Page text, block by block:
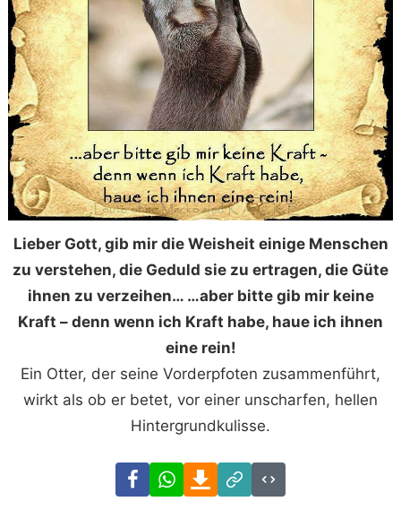
Lieber Gott, gib mir die Weisheit einige Menschen
zu verstehen, die Geduld sie zu ertragen, die Güte
ihnen zu verzeihen… …aber bitte gib mir keine
Kraft – denn wenn ich Kraft habe, haue ich ihnen
eine rein!
Ein Otter, der seine Vorderpfoten zusammenführt,
wirkt als ob er betet, vor einer unscharfen, hellen
Hintergrundkulisse.
FacebookWhatsAppDownload
Link
Code